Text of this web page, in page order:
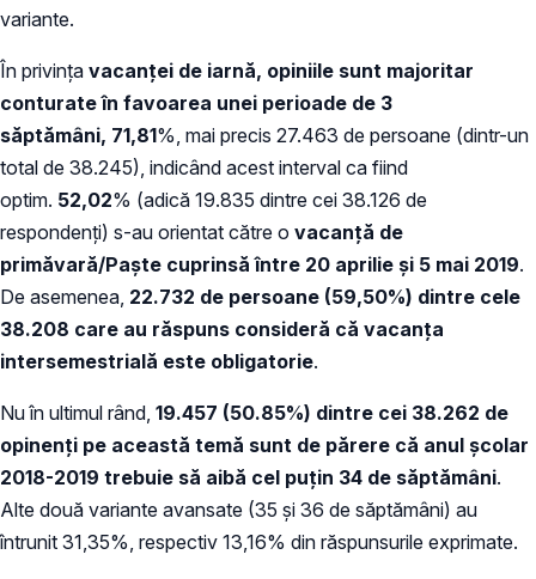
variante.
În privința vacanței de iarnă, opiniile sunt majoritar
conturate în favoarea unei perioade de 3
săptămâni, 71,81%, mai precis 27.463 de persoane (dintr-un
total de 38.245), indicând acest interval ca fiind
optim. 52,02% (adică 19.835 dintre cei 38.126 de
respondenți) s-au orientat către o vacanță de
primăvară/Paște cuprinsă între 20 aprilie și 5 mai 2019.
De asemenea, 22.732 de persoane (59,50%) dintre cele
38.208 care au răspuns consideră că vacanța
intersemestrială este obligatorie.
Nu în ultimul rând, 19.457 (50.85%) dintre cei 38.262 de
opinenți pe această temă sunt de părere că anul școlar
2018-2019 trebuie să aibă cel puțin 34 de săptămâni.
Alte două variante avansate (35 și 36 de săptămâni) au
întrunit 31,35%, respectiv 13,16% din răspunsurile exprimate.